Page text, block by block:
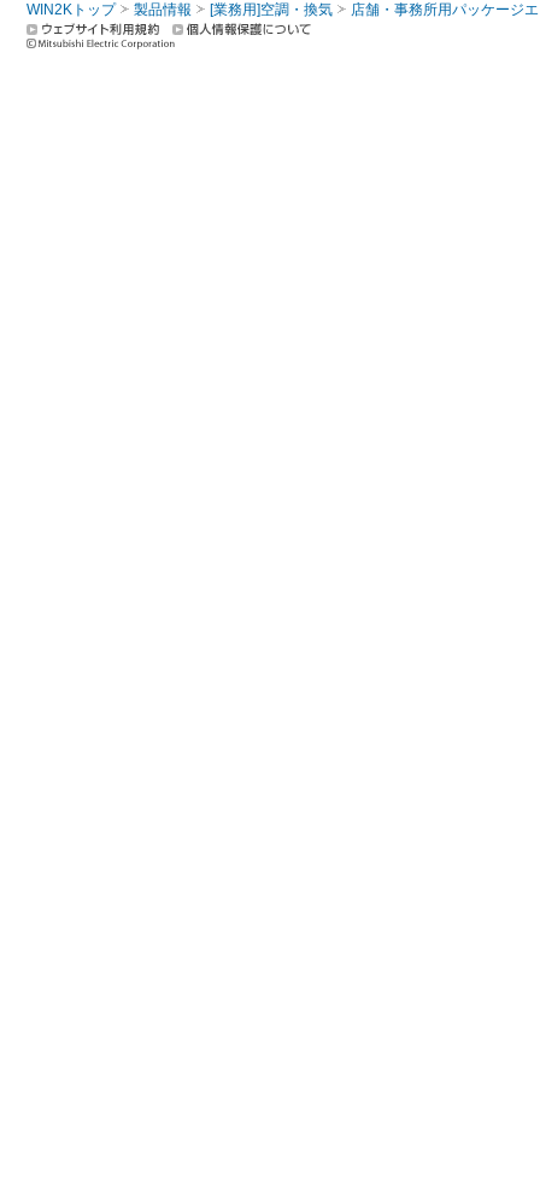
WIN2Kトップ 製品情報 [業務用]空調・換気 店舗・事務所用パッケージ